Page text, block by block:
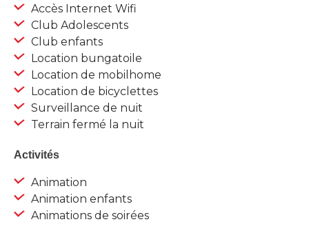
Accès Internet Wifi
Club Adolescents
Club enfants
Location bungatoile
Location de mobilhome
Location de bicyclettes
Surveillance de nuit
Terrain fermé la nuit
Activités
Animation
Animation enfants
Animations de soirées